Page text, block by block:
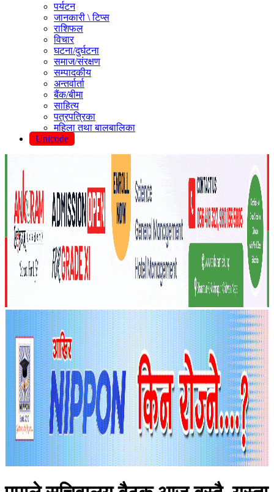
पर्यटन
जानकारी \ टिप्स
राशिफल
विचार
घटना/दुर्घटना
समाज/संरक्षण
सम्पादकीय
अन्तर्वार्ता
बैंक/बीमा
साहित्य
पत्रपत्रिका
महिला तथा बालबालिका
Unicode